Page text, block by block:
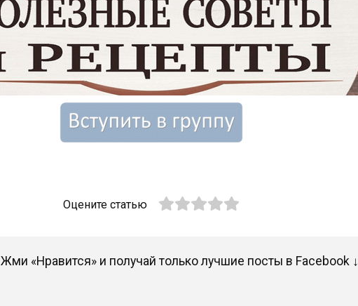
Оцените статью
Жми «Нравится» и получай только лучшие посты в Facebook ↓